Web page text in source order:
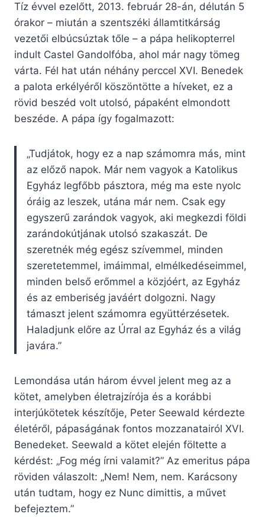
Tíz évvel ezelőtt, 2013. február 28-án, délután 5
órakor – miután a szentszéki államtitkárság
vezetői elbúcsúztak tőle – a pápa helikopterrel
indult Castel Gandolfóba, ahol már nagy tömeg
várta. Fél hat után néhány perccel XVI. Benedek
a palota erkélyéről köszöntötte a híveket, ez a
rövid beszéd volt utolsó, pápaként elmondott
beszéde. A pápa így fogalmazott:
„Tudjátok, hogy ez a nap számomra más, mint
az előző napok. Már nem vagyok a Katolikus
Egyház legfőbb pásztora, még ma este nyolc
óráig az leszek, utána már nem. Csak egy
egyszerű zarándok vagyok, aki megkezdi földi
zarándokútjának utolsó szakaszát. De
szeretnék még egész szívemmel, minden
szeretetemmel, imáimmal, elmélkedéseimmel,
minden belső erőmmel a közjóért, az Egyház
és az emberiség javáért dolgozni. Nagy
támaszt jelent számomra együttérzésetek.
Haladjunk előre az Úrral az Egyház és a világ
javára.”
Lemondása után három évvel jelent meg az a
kötet, amelyben életrajzírója és a korábbi
interjúkötetek készítője, Peter Seewald kérdezte
életéről, pápaságának fontos mozzanatairól XVI.
Benedeket. Seewald a kötet elején föltette a
kérdést: „Fog még írni valamit?” Az emeritus pápa
röviden válaszolt: „Nem! Nem, nem. Karácsony
után tudtam, hogy ez Nunc dimittis, a művet
befejeztem.”